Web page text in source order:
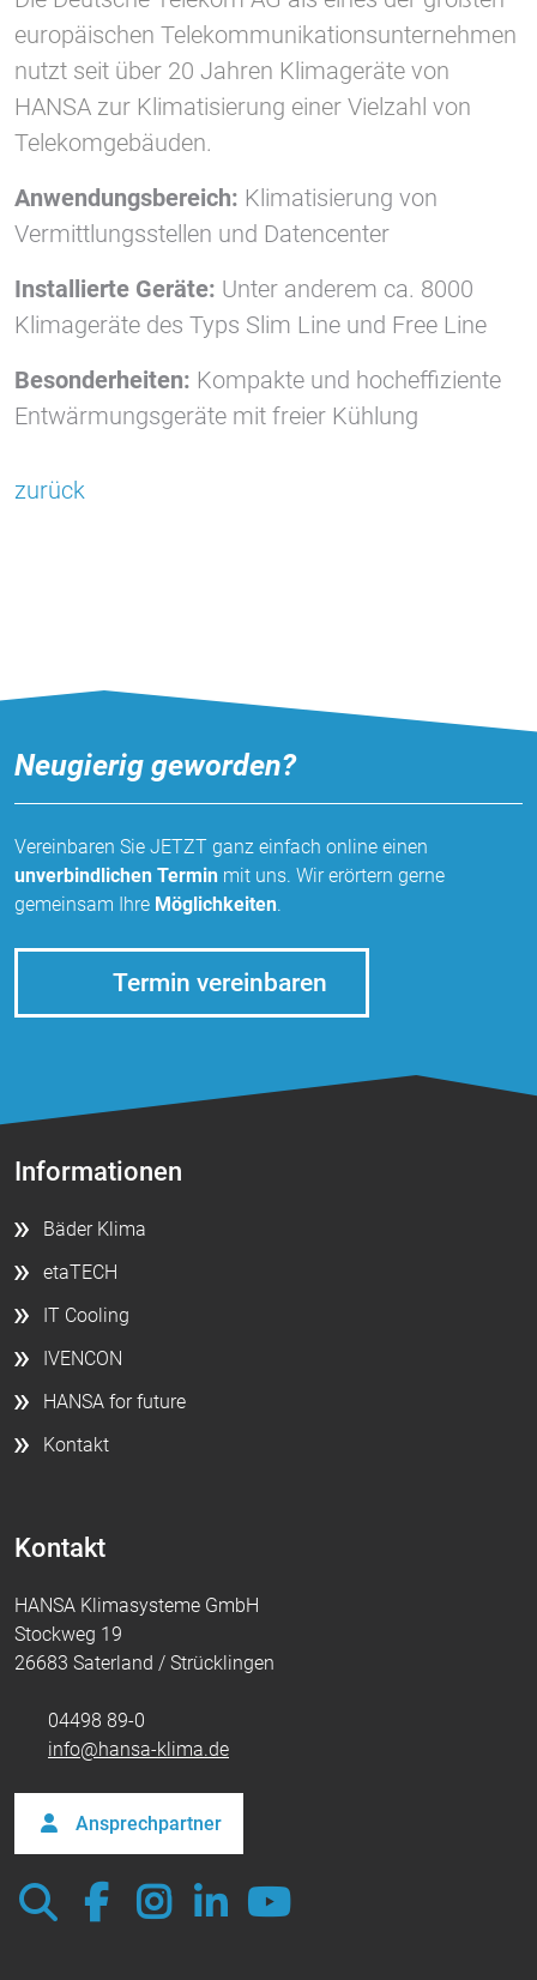
europäischen Telekommunikationsunternehmen
nutzt seit über 20 Jahren Klimageräte von
HANSA zur Klimatisierung einer Vielzahl von
Telekomgebäuden.
Anwendungsbereich: Klimatisierung von
Vermittlungsstellen und Datencenter
Installierte Geräte: Unter anderem ca. 8000
Klimageräte des Typs Slim Line und Free Line
Besonderheiten: Kompakte und hocheffiziente
Entwärmungsgeräte mit freier Kühlung
zurück
Neugierig geworden?
Vereinbaren Sie JETZT ganz einfach online einen
unverbindlichen Termin mit uns. Wir erörtern gerne
gemeinsam Ihre Möglichkeiten.
Termin vereinbaren
Informationen
Bäder Klima
etaTECH
IT Cooling
IVENCON
HANSA for future
Kontakt
Kontakt
HANSA Klimasysteme GmbH
Stockweg 19
26683 Saterland / Strücklingen
04498 89-0
info@hansa-klima.de
Ansprechpartner
1 Jahr
STATISTIK
Statistik Cookies erfassen Informationen anonym.
unsere Besucher unsere Website nutzen.
Google Tag Manager und Google
Analytics
EXTERNE MEDIEN
Um Inhalte von Videoplattformen und Social Media